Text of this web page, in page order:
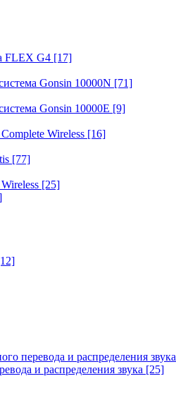
FLEX G4 [17]
Gonsin 10000N [71]
Gonsin 10000E [9]
Wireless [16]
[77]
[25]
перевода и распределения звука
и распределения звука [25]